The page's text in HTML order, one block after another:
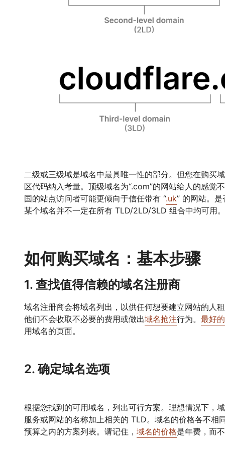
二级或三级域是域名中最具唯一性的部分。但您在购买
区代码纳入考量。顶级域名为“.com”的网站给人的感觉
国的站点访问者可能更倾向于信任带有 “.uk” 的网站。
某个域名并不一定在所有 TLD/2LD/3LD 组合中均可用。
如何购买域名：基本步骤
1. 查找值得信赖的域名注册商
域名注册商会将域名列出，以供任何想要建立网站的人
他们不会收取不必要的费用或做出域名抢注行为。 最好
用域名的页面。
2. 确定域名选项
根据您找到的可用域名，列出可行方案。理想情况下，
服务或网站的名称加上相关的 TLD。域名的价格各不相
预算之内的方案列表。请记住， 域名的价格是年费，而